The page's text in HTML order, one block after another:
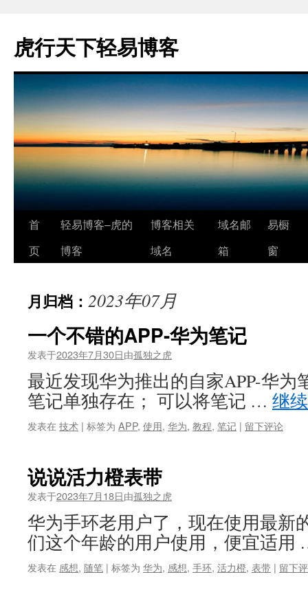
虎行天下轻易博客
跳
至
首
页
轻易博客–虎的
博客
博客相关
域名
域名邮
箱
易橱
窗
月归档： 2023年07月
一个不错的APP-华为笔记
发表于2023年7月30日由孤独之虎
最近发现华为推出的自家APP-华为
笔记单独存在； 可以将笔记 … 继
发表在 技术 | 标签为 APP, 使用, 华为, 教程, 笔记 | 留下评论
说说活力橙表带
发表于2023年7月18日由孤独之虎
华为手环老用户了，现在使用最新
们这个年龄的用户使用，便宜适
发表在 感想, 随笔 | 标签为 华为, 感想, 手环, 活力橙, 表带 | 留下